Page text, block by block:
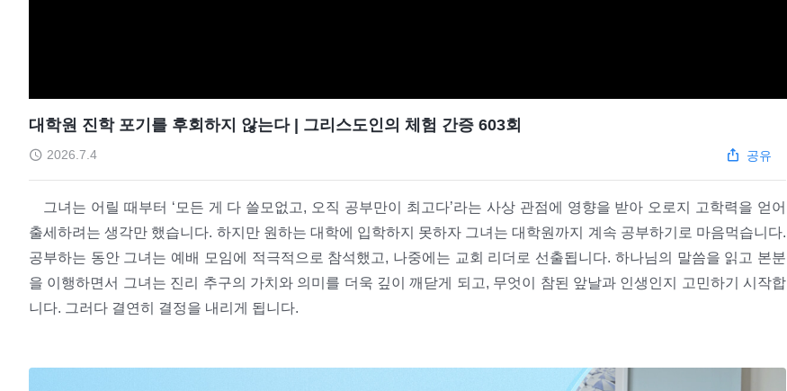
대학원 진학 포기를 후회하지 않는다 | 그리스도인의 체험 간증 603회
2026.7.4 공유
그녀는 어릴 때부터 ‘모든 게 다 쓸모없고, 오직 공부만이 최고다’라는 사상 관점에 영향을 받아 오로지 고학력을 얻어
출세하려는 생각만 했습니다. 하지만 원하는 대학에 입학하지 못하자 그녀는 대학원까지 계속 공부하기로 마음먹습니다.
공부하는 동안 그녀는 예배 모임에 적극적으로 참석했고, 나중에는 교회 리더로 선출됩니다. 하나님의 말씀을 읽고 본분
을 이행하면서 그녀는 진리 추구의 가치와 의미를 더욱 깊이 깨닫게 되고, 무엇이 참된 앞날과 인생인지 고민하기 시작합
니다. 그러다 결연히 결정을 내리게 됩니다.